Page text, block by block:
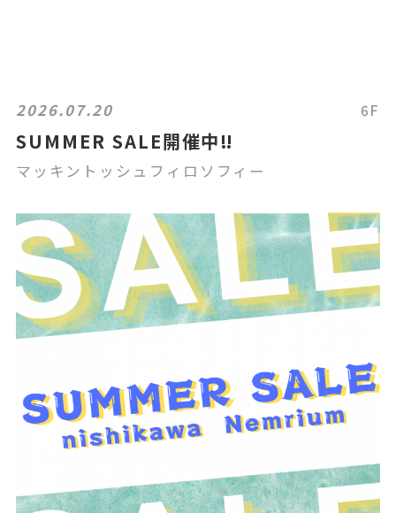
2026.07.20 6F
SUMMER SALE開催中‼️
マッキントッシュフィロソフィー